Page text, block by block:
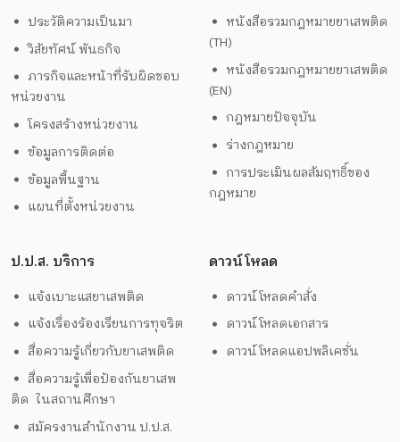
ประวัติความเป็นมา
วิสัยทัศน์ พันธกิจ
ภารกิจและหน้าที่รับผิดชอบ
หน่วยงาน
โครงสร้างหน่วยงาน
ข้อมูลการติดต่อ
ข้อมูลพื้นฐาน
แผนที่ตั้งหน่วยงาน
หนังสือรวมกฎหมายยาเสพติด
(TH)
หนังสือรวมกฎหมายยาเสพติด
(EN)
กฎหมายปัจจุบัน
ร่างกฎหมาย
การประเมินผลสัมฤทธิ์ของ
กฎหมาย
ป.ป.ส. บริการ
แจ้งเบาะแสยาเสพติด
แจ้งเรื่องร้องเรียนการทุจริต
สื่อความรู้เกี่ยวกับยาเสพติด
สื่อความรู้เพื่อป้องกันยาเสพ
ติด ในสถานศึกษา
สมัครงานสำนักงาน ป.ป.ส.
ดาวน์โหลด
ดาวน์โหลดคำสั่ง
ดาวน์โหลดเอกสาร
ดาวน์โหลดแอปพลิเคชั่น